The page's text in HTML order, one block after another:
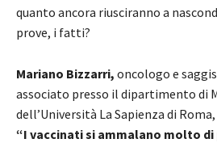
quanto ancora riusciranno a
prove, i fatti?
Mariano Bizzarri, oncologo e
associato presso il dipartimento di
dell’Università La Sapienza di
“I vaccinati si ammalano molto di